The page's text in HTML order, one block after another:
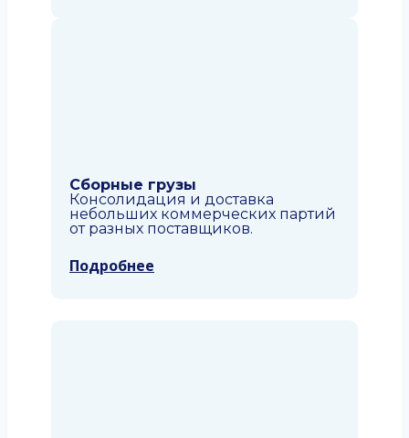
Сборные грузы
Консолидация и доставка
небольших коммерческих партий
от разных поставщиков.
Подробнее